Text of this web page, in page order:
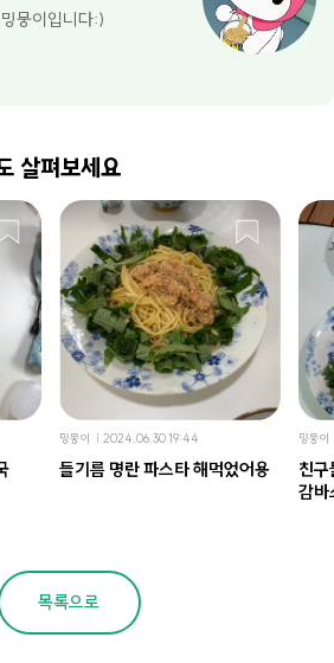
뭉이입니다:)
살펴보세요
밍뭉이 2024.06.30 19:44
들기름 명란 파스타 해먹었어용
밍뭉이
친
감바
목록으로